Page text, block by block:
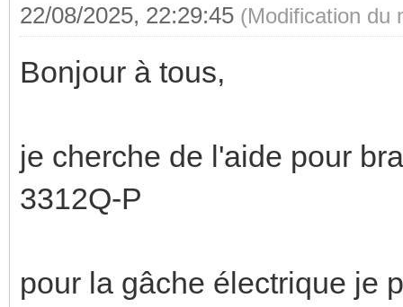
22/08/2025, 22:29:45 (Modification du
Bonjour à tous,
je cherche de l'aide pour
3312Q-P
pour la gâche électrique je